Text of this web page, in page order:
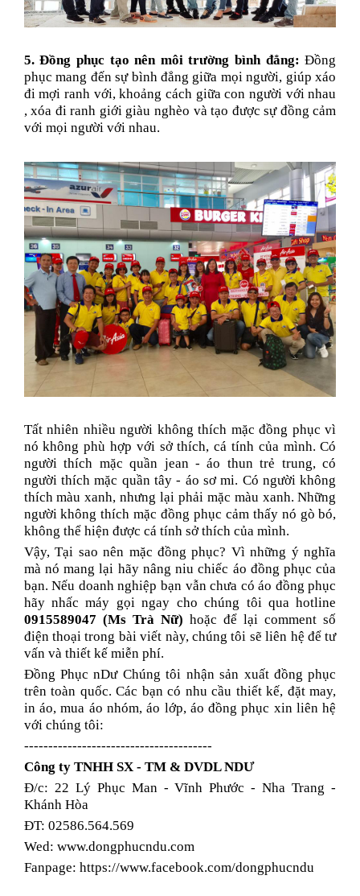
5. Đồng phục tạo nên môi trường bình đẳng: Đồng
phục mang đến sự bình đẳng giữa mọi người, giúp xáo
đi mợi ranh với, khoảng cách giữa con người với nhau
, xóa đi ranh giới giàu nghèo và tạo được sự đồng cảm
với mọi người với nhau.
Tất nhiên nhiều người không thích mặc đồng phục vì
nó không phù hợp với sở thích, cá tính của mình. Có
người thích mặc quần jean - áo thun trẻ trung, có
người thích mặc quần tây - áo sơ mi. Có người không
thích màu xanh, nhưng lại phải mặc màu xanh. Những
người không thích mặc đồng phục cảm thấy nó gò bó,
không thể hiện được cá tính sở thích của mình.
Vậy, Tại sao nên mặc đồng phục? Vì những ý nghĩa
mà nó mang lại hãy nâng niu chiếc áo đồng phục của
bạn. Nếu doanh nghiệp bạn vẫn chưa có áo đồng phục
hãy nhấc máy gọi ngay cho chúng tôi qua hotline
0915589047 (Ms Trà Nữ) hoặc để lại comment số
điện thoại trong bài viết này, chúng tôi sẽ liên hệ để tư
vấn và thiết kế miễn phí.
Đồng Phục nDư Chúng tôi nhận sản xuất đồng phục
trên toàn quốc. Các bạn có nhu cầu thiết kế, đặt may,
in áo, mua áo nhóm, áo lớp, áo đồng phục xin liên hệ
với chúng tôi:
---------------------------------------
Công ty TNHH SX - TM & DVDL NDƯ
Đ/c: 22 Lý Phục Man - Vĩnh Phước - Nha Trang -
Khánh Hòa
ĐT: 02586.564.569
Wed: www.dongphucndu.com
Fanpage: https://www.facebook.com/dongphucndu